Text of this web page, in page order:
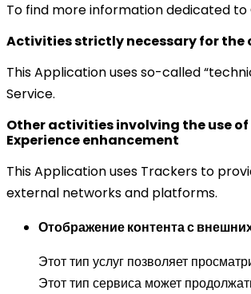
To find more information dedicated
Activities strictly necessary for the
This Application uses so-called
Service.
Other activities involving the use
Experience enhancement
This Application uses Trackers to
external networks and platforms.
Отображение контента с
Этот тип услуг позволяет
Этот тип сервиса может